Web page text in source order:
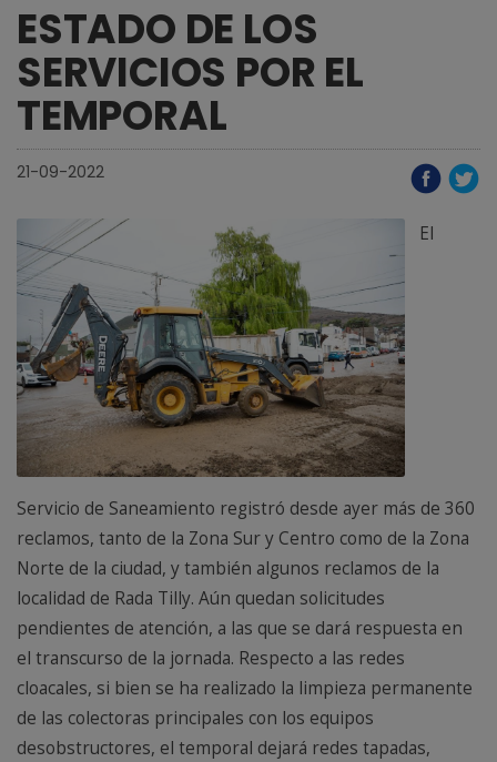
ESTADO DE LOS
SERVICIOS POR EL
TEMPORAL
21-09-2022
El
Servicio de Saneamiento registró desde ayer más de 360
reclamos, tanto de la Zona Sur y Centro como de la Zona
Norte de la ciudad, y también algunos reclamos de la
localidad de Rada Tilly. Aún quedan solicitudes
pendientes de atención, a las que se dará respuesta en
el transcurso de la jornada. Respecto a las redes
cloacales, si bien se ha realizado la limpieza permanente
de las colectoras principales con los equipos
desobstructores, el temporal dejará redes tapadas,